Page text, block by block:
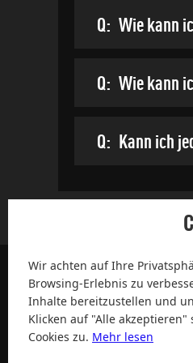
Q: Wie kann
Q: Wie kann
Q: Kann ich
Wir achten auf Ihre
Browsing-Erlebnis zu
Inhalte bereitzustellen und
Klicken auf "Alle
Cookies zu. Mehr lesen